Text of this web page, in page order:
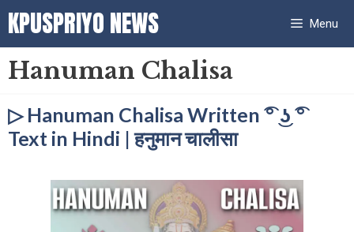
Skip
toKPUSPRIYO NEWS Menu
Hanuman Chalisa
▷ Hanuman Chalisa Written ͡° ͜ʖ ͡°
Text in Hindi | हनुमान चालीसा